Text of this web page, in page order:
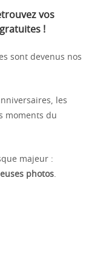
vos
!
sont devenus nos
les
moments du
majeur :
photos